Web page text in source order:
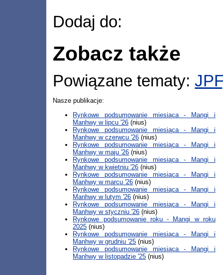
Dodaj do:
Zobacz także
Powiązane tematy:JPF
Nasze publikacje:
Rynkowe podsumowanie miesiąca - Mangi i
Manhwy w lipcu '26 (nius)
Rynkowe podsumowanie miesiąca - Mangi i
Manhwy w czerwcu '26 (nius)
Rynkowe podsumowanie miesiąca - Mangi i
Manhwy w maju '26 (nius)
Rynkowe podsumowanie miesiąca - Mangi i
Manhwy w kwietniu '26 (nius)
Rynkowe podsumowanie miesiąca - Mangi i
Manhwy w marcu '26 (nius)
Rynkowe podsumowanie miesiąca - Mangi i
Manhwy w lutym '26 (nius)
Rynkowe podsumowanie miesiąca - Mangi i
Manhwy w styczniu '26 (nius)
Rynkowe podsumowanie roku - Mangi w roku
2025 (nius)
Rynkowe podsumowanie miesiąca - Mangi i
Manhwy w grudniu '25 (nius)
Rynkowe podsumowanie miesiąca - Mangi i
Manhwy w listopadzie '25 (nius)